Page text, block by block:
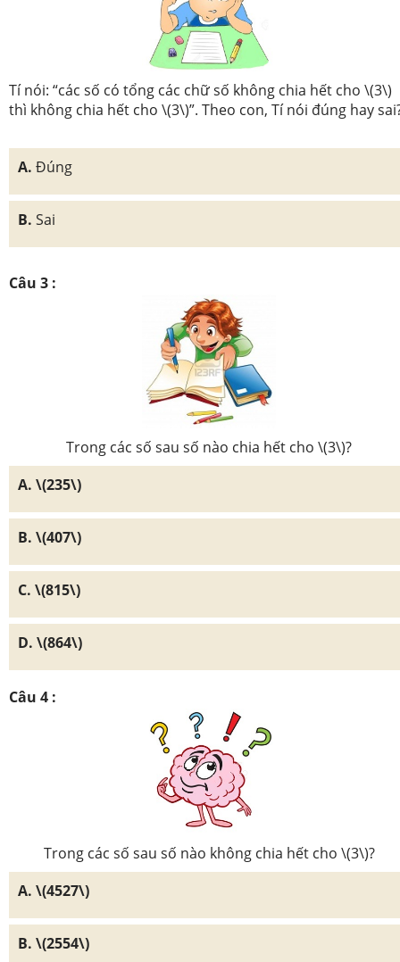
Tí nói: “các số có tổng các chữ số không chia hết cho \(3\)
thì không chia hết cho \(3\)”. Theo con, Tí nói đúng hay
A. Đúng
B. Sai
Câu 3 :
Trong các số sau số nào chia hết cho \(3\)?
A. \(235\)
B. \(407\)
C. \(815\)
D. \(864\)
Câu 4 :
Trong các số sau số nào không chia hết cho \(3\)?
A. \(4527\)
B. \(2554\)